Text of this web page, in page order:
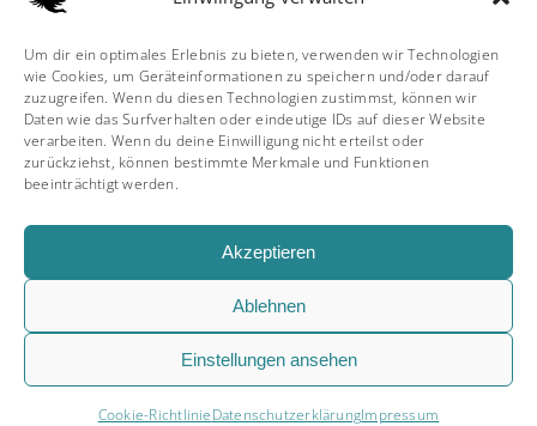
Um dir ein optimales Erlebnis zu bieten, verwenden wir Technologien
wie Cookies, um Geräteinformationen zu speichern und/oder darauf
zuzugreifen. Wenn du diesen Technologien zustimmst, können wir
Daten wie das Surfverhalten oder eindeutige IDs auf dieser Website
verarbeiten. Wenn du deine Einwilligung nicht erteilst oder
zurückziehst, können bestimmte Merkmale und Funktionen
beeinträchtigt werden.
Akzeptieren
Ablehnen
Einstellungen ansehen
Cookie-RichtlinieDatenschutzerklärungImpressum
Klicke hier, um Marketing-Cookies zu
akzeptieren und diesen Inhalt zu aktivieren
Tania Levy Vocal Studio. All Rights Reserved. |
Widerrufsbelehrung|AGB|Datenschutzerklärung